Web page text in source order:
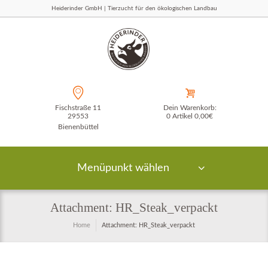
Heiderinder GmbH | Tierzucht für den ökologischen Landbau
Dein Warenkorb:
0 Artikel 0,00€
Fischstraße 11
29553
Bienenbüttel
Menüpunkt wählen
Attachment: HR_Steak_verpackt
Home Attachment: HR_Steak_verpackt